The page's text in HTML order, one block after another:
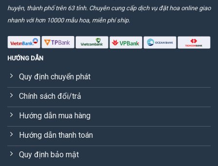
huyện, thành phố trên 63 tỉnh. Chuyên cung cấp dịch vụ đặt hoa online giao
nhanh với hơn 10000 mẫu hoa, miễn phí ship.
HƯỚNG DẪN
Quy định chuyển phát
Chính sách đổi/trả
Hướng dẫn mua hàng
Hướng dẫn thanh toán
Quy định bảo mật